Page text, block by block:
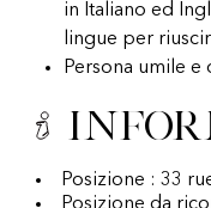
in Italiano ed
lingue per
Persona umile e
Posizione : 33